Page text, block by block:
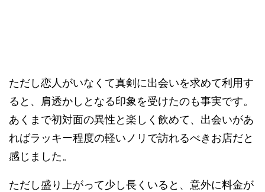
ただし恋人がいなくて真剣に出会いを求めて利用す
ると、肩透かしとなる印象を受けたのも事実です。
あくまで初対面の異性と楽しく飲めて、出会いがあ
ればラッキー程度の軽いノリで訪れるべきお店だと
感じました。
ただし盛り上がって少し長くいると、意外に料金が